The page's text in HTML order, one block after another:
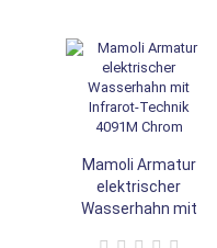
Mamoli Armatur
elektrischer
Wasserhahn mit